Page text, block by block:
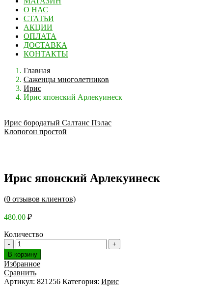
О НАС
СТАТЬИ
АКЦИИ
ОПЛАТА
ДОСТАВКА
КОНТАКТЫ
Главная
Саженцы многолетников
Ирис
Ирис японский Арлекуинеск
Ирис бородатый Салтанс Пэлас
Клопогон простой
Ирис японский Арлекуинеск
(0 отзывов клиентов)
480.00 ₽
Количество
В корзину
Избранное
Сравнить
Артикул: 821256 Категория: Ирис